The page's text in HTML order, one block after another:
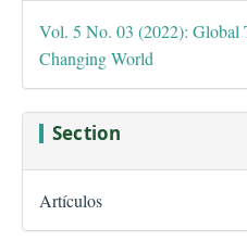
Vol. 5 No. 03 (2022): Global
Changing World
Section
Artículos